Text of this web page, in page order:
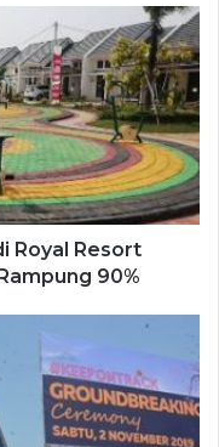
Royal Resort
90%